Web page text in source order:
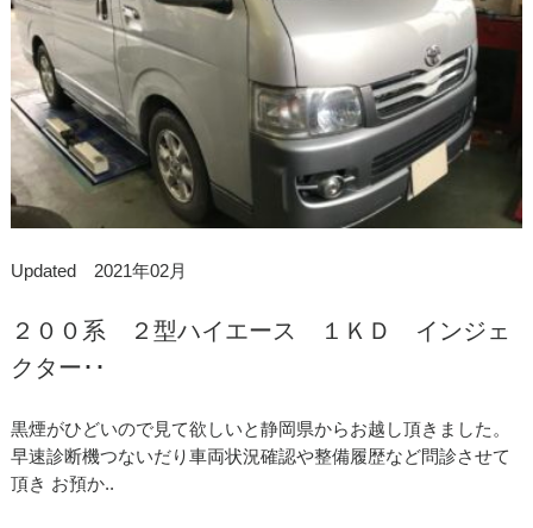
Updated 2021年02月
２００系 ２型ハイエース １ＫＤ インジェ
クター･･
黒煙がひどいので見て欲しいと静岡県からお越し頂きました。
早速診断機つないだり車両状況確認や整備履歴など問診させて
頂き お預か..